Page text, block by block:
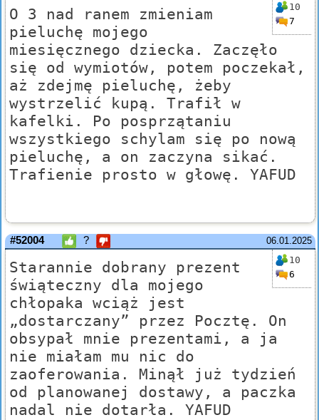
10
7
O 3 nad ranem zmieniam
pieluchę mojego
miesięcznego dziecka. Zaczęło
się od wymiotów, potem poczekał,
aż zdejmę pieluchę, żeby
wystrzelić kupą. Trafił w
kafelki. Po posprzątaniu
wszystkiego schylam się po nową
pieluchę, a on zaczyna sikać.
Trafienie prosto w głowę. YAFUD
06.01.2025
#52004 ?
10
6
Starannie dobrany prezent
świąteczny dla mojego
chłopaka wciąż jest
„dostarczany” przez Pocztę. On
obsypał mnie prezentami, a ja
nie miałam mu nic do
zaoferowania. Minął już tydzień
od planowanej dostawy, a paczka
nadal nie dotarła. YAFUD